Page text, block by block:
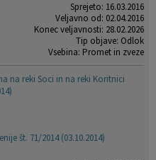
Sprejeto: 16.03.2016
Veljavno od: 02.04.2016
Konec veljavnosti: 28.02.2026
Tip objave: Odlok
Vsebina: Promet in zveze
na reki Soci in na reki Koritnici
št. 71/2014 (03.10.2014)